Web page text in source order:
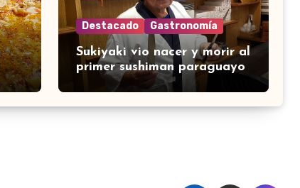
Destacado Gastronomía
Sukiyaki vio nacer y morir al
primer sushiman paraguayo